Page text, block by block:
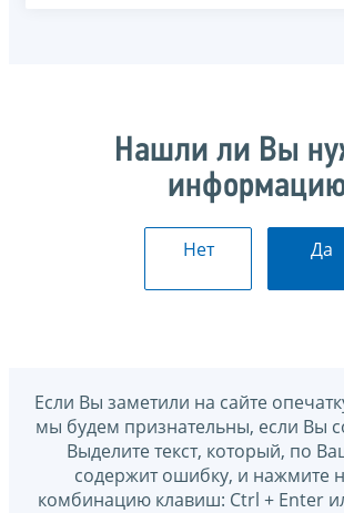
Нашли ли Вы
Нет Да
Если Вы заметили на сайте
мы будем признательны, если Вы
Выделите текст, который, по
содержит ошибку, и нажмите
комбинацию клавиш: Ctrl + Enter